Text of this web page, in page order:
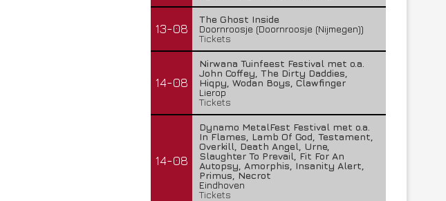
13-08
The Ghost Inside
Doornroosje (Doornroosje (Nijmegen))
Tickets
14-08
Nirwana Tuinfeest Festival met o.a.
John Coffey, The Dirty Daddies,
Hiqpy, Wodan Boys, Clawfinger
Lierop
Tickets
14-08
Dynamo MetalFest Festival met o.a.
In Flames, Lamb Of God, Testament,
Overkill, Death Angel, Urne,
Slaughter To Prevail, Fit For An
Autopsy, Amorphis, Insanity Alert,
Primus, Necrot
Eindhoven
Tickets